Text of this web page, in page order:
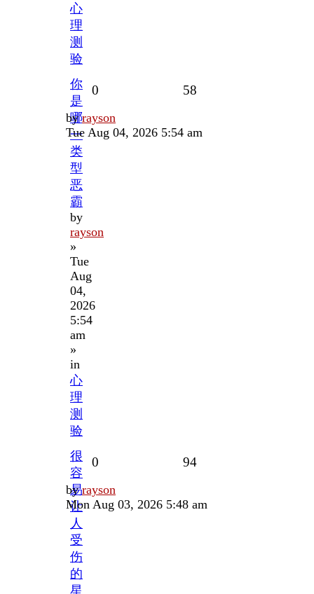
心
理
测
验
你
是
哪
一
类
型
恶
霸
by
rayson
»
Tue
Aug
04,
2026
5:54
am
»
in
心
理
测
验
0 58
Last
post
byrayson
Tue Aug 04, 2026 5:54 am
很
容
易
让
人
受
伤
的
星
0 94Views
Last
post
byrayson
Mon Aug 03, 2026 5:48 am